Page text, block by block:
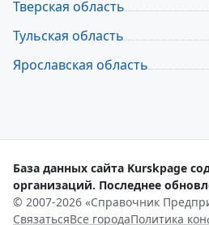
Тверская область
Тульская область
Ярославская область
База данных сайта Kurskpage
организаций. Последнее
© 2007-2026 «Справочник
СвязатьсяВсе городаПолитика